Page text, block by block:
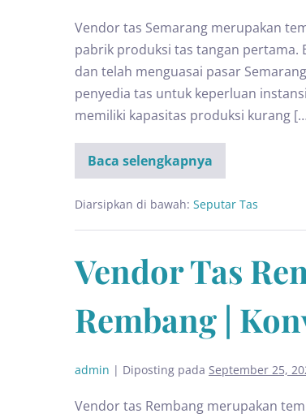
Vendor tas Semarang merupakan
pabrik produksi tas tangan pertama.
dan telah menguasai pasar
penyedia tas untuk keperluan
memiliki kapasitas produksi kurang
Baca selengkapnya
Diarsipkan di bawah: Seputar Tas
Vendor Tas
Rembang |
admin | Diposting pada September 25,
Vendor tas Rembang merupakan